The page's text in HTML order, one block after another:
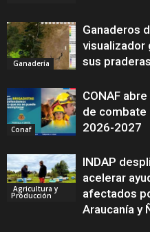
Ganadería
Ganaderos
visualizador
sus praderas
Conaf
CONAF
de
2026-2027
Agricultura y
Producción
INDAP
acelerar
afectados
Araucanía y